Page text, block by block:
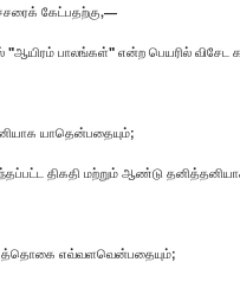
கேட்பதற்கு,—
பாலங்கள்" என்ற பெயரில்
யாதென்பதையும்;
திகதி மற்றும் ஆண்டு
எவ்வளவென்பதையும்;